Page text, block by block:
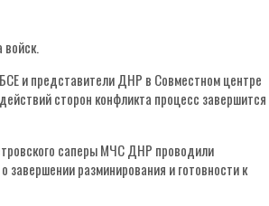
и представители ДНР в Совместном центре
сторон конфликта процесс завершится
саперы МЧС ДНР проводили
разминирования и готовности к